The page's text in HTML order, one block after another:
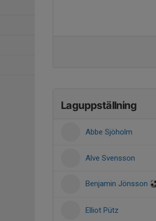
Laguppställning
Abbe Sjöholm
Alve Svensson
Benjamin Jönsson
Elliot Pütz